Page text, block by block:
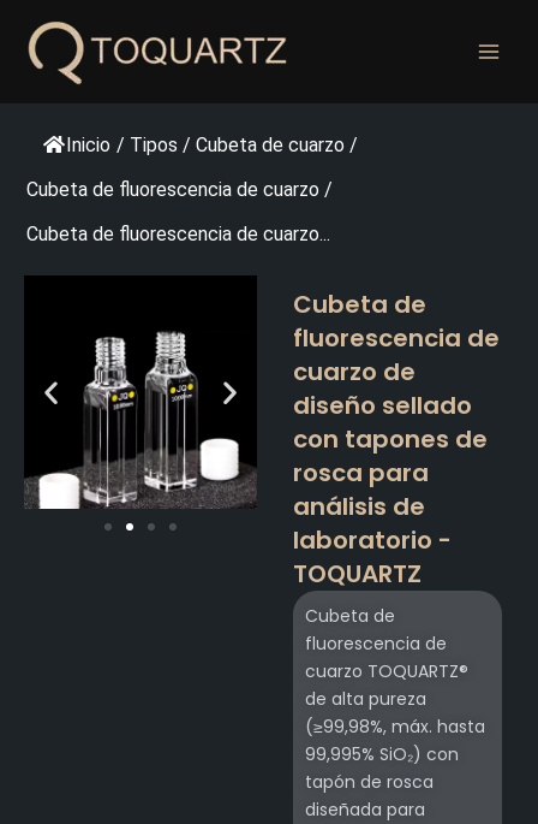
contenido
Inicio / Tipos / Cubeta de cuarzo /
Cubeta de fluorescencia de cuarzo /
Cubeta de fluorescencia de cuarzo...
Cubeta de
fluorescencia de
cuarzo de
diseño sellado
con tapones de
rosca para
análisis de
laboratorio -
TOQUARTZ
Cubeta de
fluorescencia de
cuarzo TOQUARTZ®
de alta pureza
(≥99,98%, máx. hasta
99,995% SiO₂) con
tapón de rosca
diseñada para